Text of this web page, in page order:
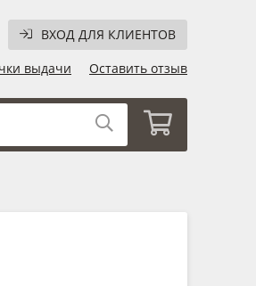
ВХОД ДЛЯ КЛИЕНТОВ
выдачи Оставить отзыв